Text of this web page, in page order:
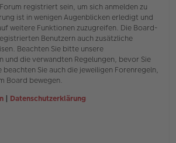
registriert sein, um sich anmelden zu
ist in wenigen Augenblicken erledigt und
weitere Funktionen zuzugreifen. Die Board-
Benutzern auch zusätzliche
Beachten Sie bitte unsere
und die verwandten Regelungen, bevor Sie
Sie auch die jeweiligen Forenregeln,
Board bewegen.
| Datenschutzerklärung